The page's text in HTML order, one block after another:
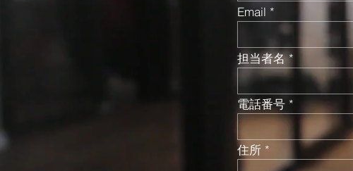
Email
担当者名
電話番号
住所